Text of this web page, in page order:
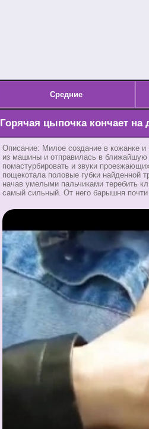
Средние
Горячая цыпочка кончает на
Описание: Милое создание в кожанке
из машины и отправилась в
помастурбировать и звуки
пощекотала половые губки найденной
начав умелыми пальчиками теребить
самый сильный. От него барышня почти